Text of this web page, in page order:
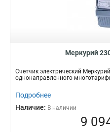
Меркурий
Счетчик электрический
однонаправленного
Подробнее
Наличие: В наличии
9